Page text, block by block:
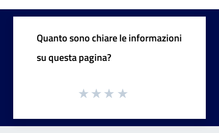
Quanto sono chiare le informazioni
su questa pagina?